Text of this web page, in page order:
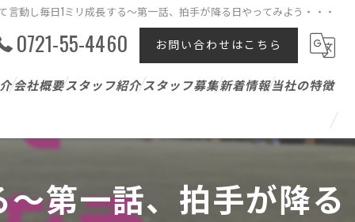
言動し毎日1ミリ成長する～第一話、拍手が降る日やってみよう・・・
0721-55-4460 お問い合わせはこちら
会社概要スタッフ紹介スタッフ募集新着情報当社の特徴
テニスレッスン
パーソナル
第一話、拍手が降る